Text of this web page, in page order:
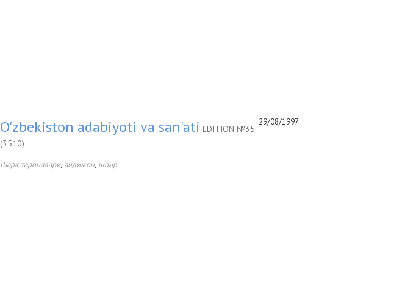
29/08/1997
O'zbekiston adabiyoti va san'ati EDITION №35
(3510)
Шарқ тароналари, андижон, шоир